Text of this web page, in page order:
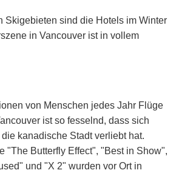
Skigebieten sind die Hotels im Winter
in Vancouver ist in vollem
von Menschen jedes Jahr Flüge
ist so fesselnd, dass sich
kanadische Stadt verliebt hat.
"The Butterfly Effect", "Best in Show",
und "X 2" wurden vor Ort in